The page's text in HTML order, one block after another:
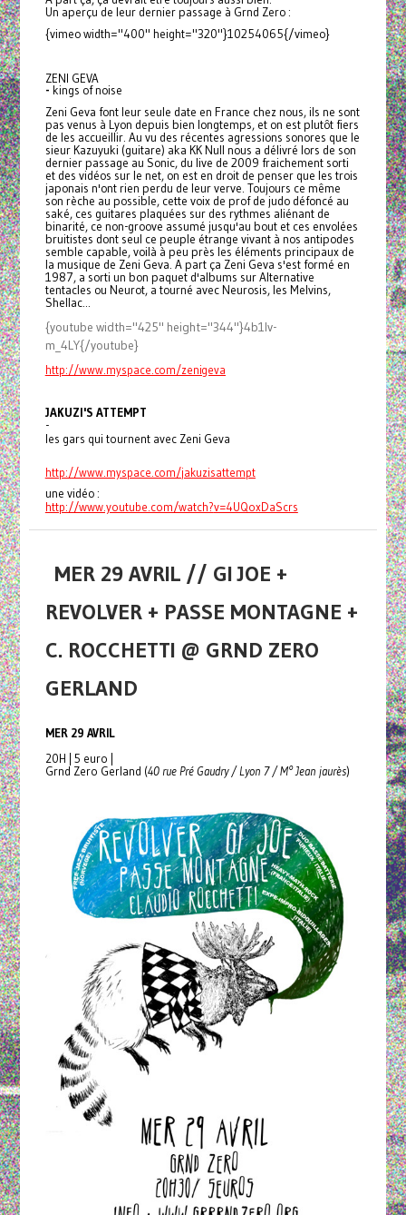
Un aperçu de leur dernier passage à Grnd Zero :
{vimeo width="400" height="320"}10254065{/vimeo}
ZENI GEVA
- kings of noise
Zeni Geva font leur seule date en France chez nous, ils ne sont
pas venus à Lyon depuis bien longtemps, et on est plutôt fiers
de les accueillir. Au vu des récentes agressions sonores que le
sieur Kazuyuki (guitare) aka KK Null nous a délivré lors de son
dernier passage au Sonic, du live de 2009 fraichement sorti
et des vidéos sur le net, on est en droit de penser que les trois
japonais n'ont rien perdu de leur verve. Toujours ce même
son rèche au possible, cette voix de prof de judo défoncé au
saké, ces guitares plaquées sur des rythmes aliénant de
binarité, ce non-groove assumé jusqu'au bout et ces envolées
bruitistes dont seul ce peuple étrange vivant à nos antipodes
semble capable, voilà à peu près les éléments principaux de
la musique de Zeni Geva. A part ça Zeni Geva s'est formé en
1987, a sorti un bon paquet d'albums sur Alternative
tentacles ou Neurot, a tourné avec Neurosis, les Melvins,
Shellac...
{youtube width="425" height="344"}4b1lv-
m_4LY{/youtube}
http://www.myspace.com/zenigeva
JAKUZI'S ATTEMPT
-
les gars qui tournent avec Zeni Geva
http://www.myspace.com/jakuzisattempt
une vidéo :
http://www.youtube.com/watch?v=4UQoxDaScrs
MER 29 AVRIL // GI JOE +
REVOLVER + PASSE MONTAGNE +
C. ROCCHETTI @ GRND ZERO
GERLAND
MER 29 AVRIL
20H | 5 euro |
Grnd Zero Gerland (40 rue Pré Gaudry / Lyon 7 / M° Jean jaurès)